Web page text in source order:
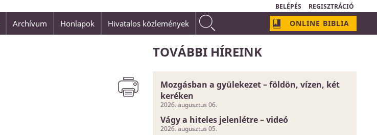
BELÉPÉS REGISZTRÁCIÓ
"Isten szeretete nem valami homályos és bizonytalan dolog;Isten szeretetének neve van:
Archívum Honlapok Hivatalos közlemények ONLINE BIBLIA
TOVÁBBI HÍREINK
Mozgásban a gyülekezet – földön, vízen, két
keréken
2026. augusztus 06.
Vágy a hiteles jelenlétre – videó
2026. augusztus 05.